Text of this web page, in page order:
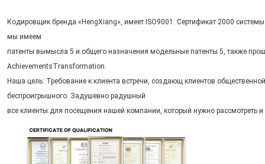
Кодировщик бренда «HengXiang», имеет ISO9001: Сертификат 2000
мы имеем
патенты вымысла 5 и общего назначения модельные патенты 5, также
AchievementsTransformation.
Наша цель: Требование к клиента встречи, создающ клиентов
беспроигрышного. Задушевно радушный
все клиенты для посещения нашей компании, который нужно рассмотреть